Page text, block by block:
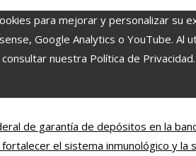
para mejorar y personalizar su
Google Analytics o YouTube. Al
nuestra Política de Privacidad.
de garantía de depósitos en la
el sistema inmunológico y la